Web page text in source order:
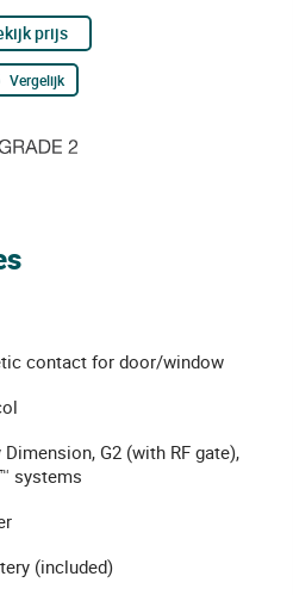
prijs
Vergelijk
contact for door/window
G2 (with RF gate),
systems
(included)